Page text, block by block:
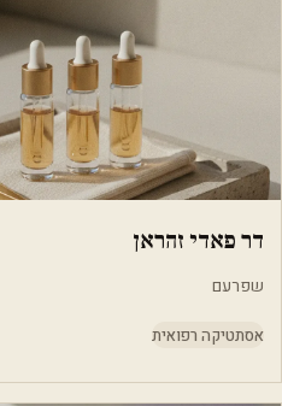
דר פאדי זהראן
שפרעם
אסתטיקה רפואית